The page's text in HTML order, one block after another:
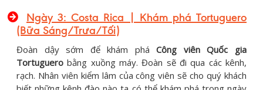
Ngày 3: Costa Rica | Khám phá Tortuguero
(Bữa Sáng/Trưa/Tối)
Đoàn dậy sớm để khám pháCông viên Quốc gia
Tortuguero bằng xuồng máy. Đoàn sẽ đi qua các kênh,
rạch. Nhân viên kiểm lâm của công viên sẽ cho quý khách